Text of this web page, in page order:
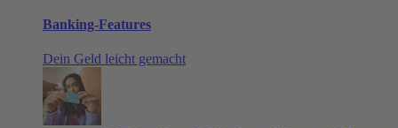
Banking-Features
Dein Geld leicht gemacht